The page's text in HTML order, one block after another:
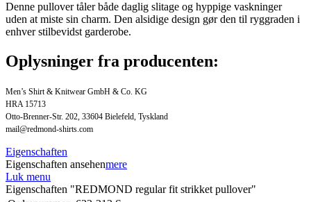
Denne pullover tåler både daglig slitage og hyppige vaskninger
uden at miste sin charm. Den alsidige design gør den til ryggraden i
enhver stilbevidst garderobe.
Oplysninger fra producenten:
Men’s Shirt & Knitwear GmbH & Co. KG
HRA 15713
Otto-Brenner-Str. 202, 33604 Bielefeld, Tyskland
mail@redmond-shirts.com
Eigenschaften
Eigenschaften ansehenmere
Luk menu
Eigenschaften "REDMOND regular fit strikket pullover"